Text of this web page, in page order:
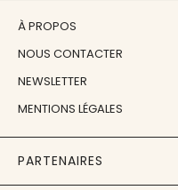
À PROPOS
NOUS CONTACTER
NEWSLETTER
MENTIONS LÉGALES
PARTENAIRES